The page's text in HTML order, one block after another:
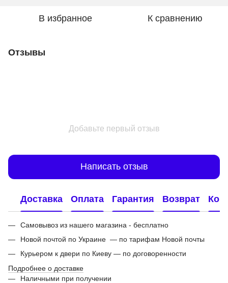
В избранное К сравнению
Отзывы
Добавьте первый отзыв
Написать отзыв
Доставка Оплата Гарантия Возврат
Самовывоз из нашего магазина - бесплатно
Новой почтой по Украине — по тарифам Новой почты
Курьером к двери по Киеву — по договоренности
Подробнее о доставке
Наличными при получении